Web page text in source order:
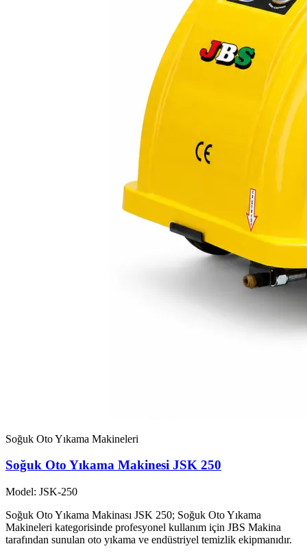
Soğuk Oto Yıkama Makineleri
Soğuk Oto Yıkama Makinesi JSK 250
Model: JSK-250
Soğuk Oto Yıkama Makinası JSK 250; Soğuk Oto Yıkama
Makineleri kategorisinde profesyonel kullanım için JBS Makina
tarafından sunulan oto yıkama ve endüstriyel temizlik ekipmanıdır.